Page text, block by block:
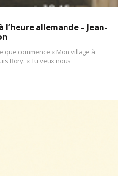
allemande – Jean-
que commence « Mon village à
Bory. « Tu veux nous